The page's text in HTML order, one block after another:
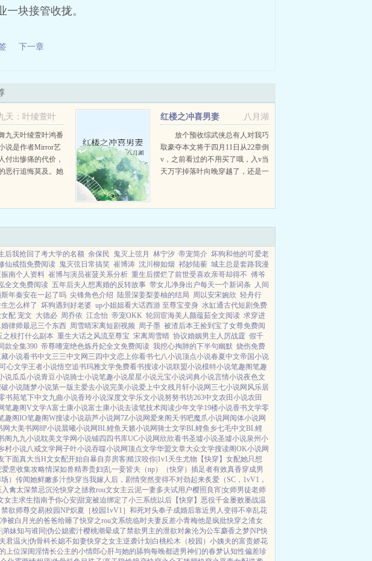
块接管收拢。
下一章
天：叶绫萱叶
九天叶绫萱叶鸿番
说是作者Mirror艺
付出惨痛的代价，
恶行追悔莫及。她
的大门。她知道在
八月湖
红楼之冲喜男妻
放个预收综武侠总有人对我巧
取豪夺本文将于四月11日从22章倒
v，之前看过的不用买了哦，入v当
天万字掉落叶向晚穿越了，还是一
一个！ 他堂堂七尺爷们，怎么
后我抢回了考大学的名额 余保民 鬼灭上弦月 林宁汐 帝宠简介 坏狗和他的可爱老
仙戒指免费阅读 鬼灭弦日常搞笑 崔博涛 沈川柳如烟 祁妙陆蘅 城主总是套路我漫
振南个人资料 崔博与演员崔菠关系分析 重生后摆烂了前世受喜欢亲哥却得不 傅爷
全文免费阅读 五年后夫人想离婚的反转故事 带女儿净身出户每天一个新词条
人间
斯年秦安在一起了吗 尖锋角色介绍 陆景深姜梨姜柚的结局 周以安宋婉欣 轻舟行
怎么样了 坏狗遇到好老婆 up小姐姐看大话西游 至尊宝变身 水缸通古代短剧免费
配 宠文 大德必 周乔依 江念怡 帝宠OKK 轮回宦海美人颜蕴茹全文阅读 求穿进
律师最忌三个东西 周雪晴宋离短剧视频 周子墨 被渣后本王捡到宝了女尊免费阅
之枝打什么副本 重生大话之风流至尊宝 宋离周雪晴 协议婚姻男主人厉战霆 假千
款全集390 帝尊嗜宠绝色炼丹妃全文免费阅读 我挖心掏肺的下半句幽默 烧伤免费
藏小说看书中文三三中文网 三四中文恋上你看书七八小说顶点小说春夏中文帝国小说
可心文学王者小说悟空追书玛雅文学免费看书搜读小说联盟小说模特小说笔趣阁笔趣
说瓜瓜小说青豆小说骑士小说笔趣小说星星小说元宝小说词典小说言情小说夜色文
小说随梦小说第一版主爱去小说完美小说爱上中文残月轩小说网 三七小说网 风乐居
书苑笔下中文九曲小说香玲小说深度文学乐文小说努努书坊263中文农田小说农田
笔趣阁V文学A富士康小说富士康小说去读笔技术阅读少年文学19楼小说香书文学零
趣阁IO笔趣阁W搜读小说葫芦小说网7Z小说网爱来阁 天书吧魔爪小说网 阅体小说网
网 大美书网8P小说晨曦小说网BL鲤鱼 天籁小说网骑士文学BL鲤鱼乡七毛中文BL鲤
阁 九九小说耽美文学网小说铺四四书库UC小说网 欣欣看书圣墟小说圣墟小说泉州小
村小说八戒文学网子叶小说吞噬小说网顶点文学华盟文章大众文学搜读阁OK小说网
下面真大当H文女配开始自暴自弃房客|糙汉咬你|1v1天生尤物【快穿】 女配她只想
爱意收集攻略情深如兽精养贵妇|乱一妾皆夫（np） （快穿）插足者有效真香穿成男
） 传闻她鲜嫩多汁|快穿当我嫁人后，剧情突然变得不对劲起来炙爱（SC，1vV1，
入禽太深禁忌沉沦快穿之拯救rou文女主云泥一妻多夫试用户樱照良宵|女师男徒老师
女主求生指南予你心安|甜宠被迫绑定了小三系统以后【快穿】 恶役千金屡败屡战温
欲师尊交易|校园NP炽夏［校园1vV1］ 和死对头奉子成婚后靠近男人变得不幸乱花
被白月光的爸爸给睡了快穿之rou文系统临时夫妻反差小青梅他是疯批快穿之渣女
弟妹知与谁同|伪公媳蜜汁樱桃潮晕成了禁欲男主的泄欲对象沦为公车麝香之梦|NP快
君温火|伪骨科长媳不如妻快穿之女主逆袭计划 白桃松木（校园） 小姨夫的富贵娇花
上位深闺淫情长公主的小情郎心肝与她的舔狗每晚都进男神们的春梦认知性偏差珍